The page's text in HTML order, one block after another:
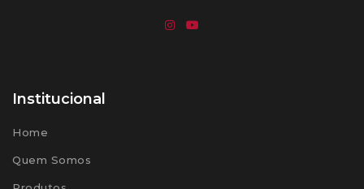
Institucional
Home
Quem Somos